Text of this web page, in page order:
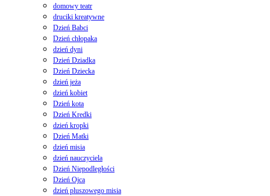
domowy teatr
druciki kreatywne
Dzień Babci
Dzień chłopaka
dzień dyni
Dzień Dziadka
Dzień Dziecka
dzień jeża
dzień kobiet
Dzień kota
Dzień Kredki
dzień kropki
Dzień Matki
dzień misia
dzień nauczyciela
Dzień Niepodległości
Dzień Ojca
dzień pluszowego misia